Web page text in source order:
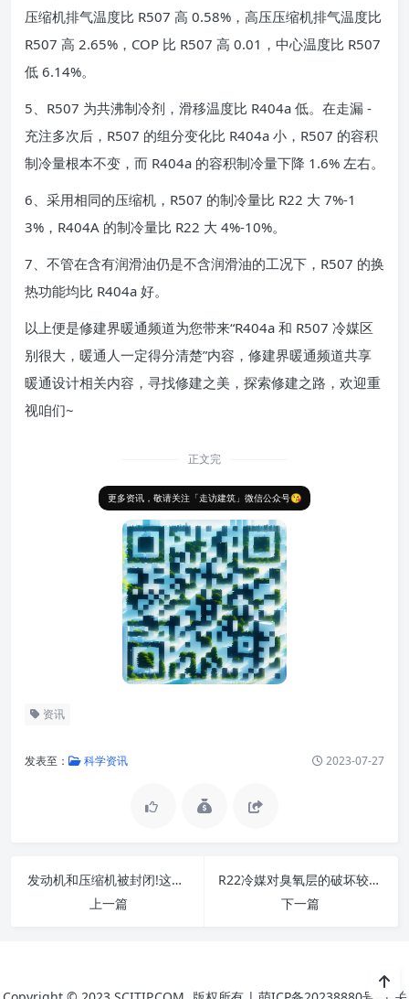
压缩机排气温度比 R507 高 0.58%，高压压缩机排气温度比
R507 高 2.65%，COP 比 R507 高 0.01，中心温度比 R507
低 6.14%。
5、R507 为共沸制冷剂，滑移温度比 R404a 低。在走漏 -
充注多次后，R507 的组分变化比 R404a 小，R507 的容积
制冷量根本不变，而 R404a 的容积制冷量下降 1.6% 左右。
6、采用相同的压缩机，R507 的制冷量比 R22 大 7%-1
3%，R404A 的制冷量比 R22 大 4%-10%。
7、不管在含有润滑油仍是不含润滑油的工况下，R507 的换
热功能均比 R404a 好。
以上便是修建界暖通频道为您带来“R404a 和 R507 冷媒区
别很大，暖通人一定得分清楚”内容，修建界暖通频道共享
暖通设计相关内容，寻找修建之美，探索修建之路，欢迎重
视咱们~
正文完
更多资讯，敬请关注「走访建筑」微信公众号😘
资讯
发表至： 科学资讯 2023-07-27
发动机和压缩机被封闭!这种全封闭制冷压缩机优缺点是什么?
上一篇
R22冷媒对臭氧层的破坏较大，冷库制冷机R404a制冷剂替代R22是否可行?
下一篇